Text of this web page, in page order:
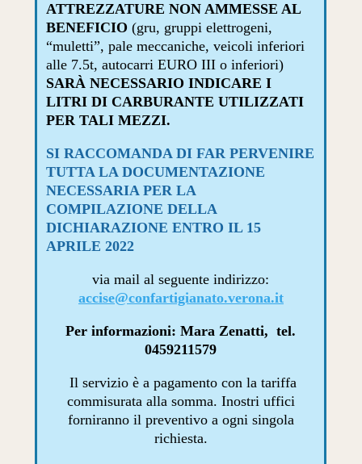
ATTREZZATURE NON AMMESSE AL
BENEFICIO(gru, gruppi elettrogeni,
“muletti”, pale meccaniche, veicoli inferiori
alle 7.5t, autocarri EURO III o inferiori)
SARÀ NECESSARIO INDICARE I
LITRI DI CARBURANTE UTILIZZATI
PER TALI MEZZI.
SI RACCOMANDA DI FAR PERVENIRE
TUTTA LA DOCUMENTAZIONE
NECESSARIA PER LA
COMPILAZIONE DELLA
DICHIARAZIONE ENTRO IL 15
APRILE 2022
via mail al seguente indirizzo:
accise@confartigianato.verona.it
Per informazioni: Mara Zenatti, tel.
0459211579
Il servizio è a pagamento con la tariffa
commisurata alla somma. Inostri uffici
forniranno il preventivo a ogni singola
richiesta.